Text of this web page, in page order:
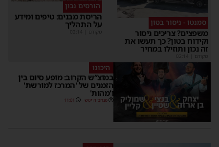
סמנטו - ניסור בטון
משפצים? צריכים ניסור
וקידוח בטון? כך תעשו את
זה נכון ותוזילו במחיר
מקודם
הורסים נכון
הריסת מבנים: טיפים ומידע
על התהליך
מקודם
היכונו
במוצ”ש הקרוב: מופע סיום בין
הזמנים של 'המרכז למורשת'
ו'מהות'
מנחם דויטש 11:01